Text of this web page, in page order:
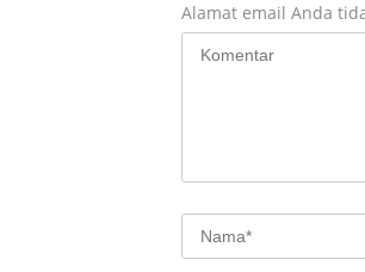
Alamat email Anda